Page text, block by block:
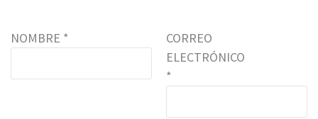
NOMBRE *
CORREO
ELECTRÓNICO
*